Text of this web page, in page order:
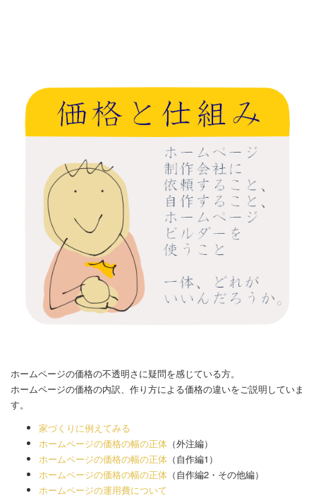
ホームページの価格の不透明さに疑問を感じている方。
ホームページの価格の内訳、作り方による価格の違いをご説明していま
す。
家づくりに例えてみる
ホームページの価格の幅の正体 （外注編）
ホームページの価格の幅の正体 （自作編1）
ホームページの価格の幅の正体 （自作編2・その他編）
ホームページの運用費について